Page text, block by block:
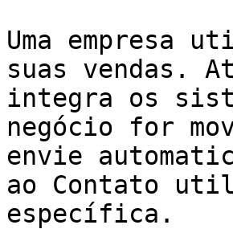
Uma empresa
suas vendas.
integra os
negócio for
envie
ao Contato
específica.